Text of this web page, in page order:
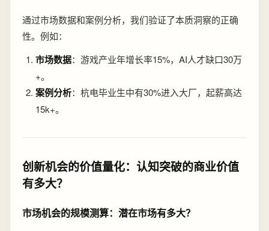
通过市场数据和案例分析，我们验证了本质洞察的正确
性。例如：
市场数据：游戏产业年增长率15%，AI人才缺口30万
+。
案例分析：杭电毕业生中有30%进入大厂，起薪高达
15k+。
创新机会的价值量化：认知突破的商业价值
有多大？
市场机会的规模测算：潜在市场有多大？